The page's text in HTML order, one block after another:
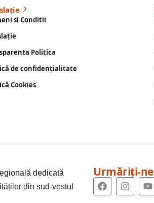
si Conditii
Politica
de confidențialitate
Cookies
dedicată
din sud-vestul
Urmăriți-ne